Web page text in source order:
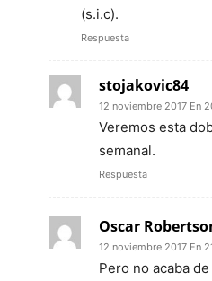
(s.i.c).
Respuesta
stojakovic84
12 noviembre 2017 En
Veremos esta
semanal.
Respuesta
Oscar
12 noviembre 2017 En
Pero no acaba